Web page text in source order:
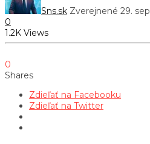
Sns.sk Zverejnené 29.
0
1.2K Views
0
Shares
Zdieľať na Facebooku
Zdieľať na Twitter